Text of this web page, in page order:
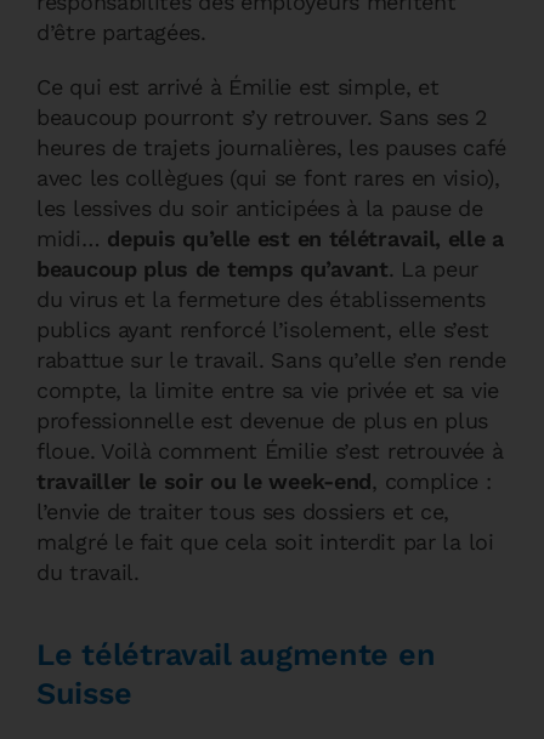
d’être partagées.
Ce qui est arrivé à Émilie est simple, et
beaucoup pourront s’y retrouver. Sans ses 2
heures de trajets journalières, les pauses café
avec les collègues (qui se font rares en visio),
les lessives du soir anticipées à la pause de
midi… depuis qu’elle est en télétravail, elle a
beaucoup plus de temps qu’avant. La peur
du virus et la fermeture des établissements
publics ayant renforcé l’isolement, elle s’est
rabattue sur le travail. Sans qu’elle s’en rende
compte, la limite entre sa vie privée et sa vie
professionnelle est devenue de plus en plus
floue. Voilà comment Émilie s’est retrouvée à
travailler le soir ou le week-end, complice :
l’envie de traiter tous ses dossiers et ce,
malgré le fait que cela soit interdit par la loi
du travail.
Le télétravail augmente en
Suisse